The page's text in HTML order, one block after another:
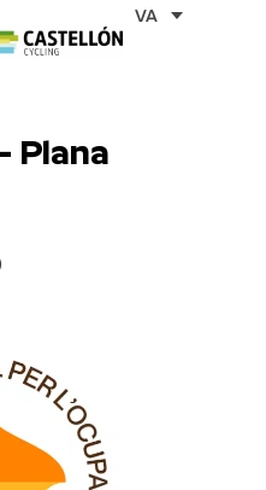
VA
Plana